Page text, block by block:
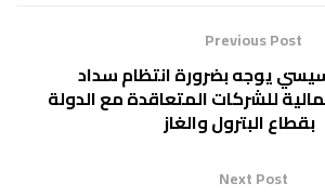
Previous Post
يوجه بضرورة انتظام سداد
للشركات المتعاقدة مع الدولة
بقطاع البترول والغاز
Next Post